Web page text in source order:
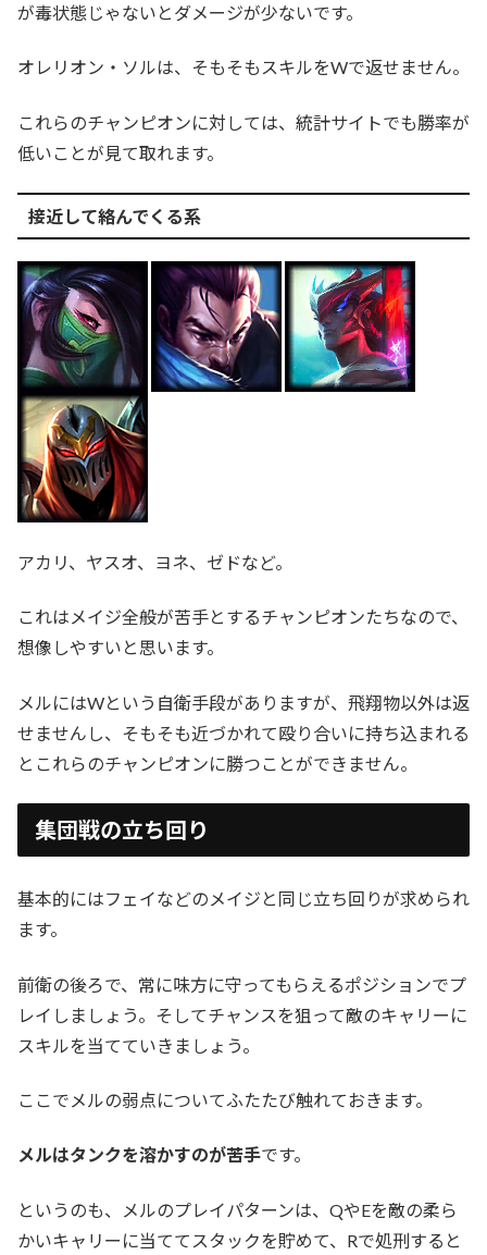
が毒状態じゃないとダメージが少ないです。
オレリオン・ソルは、そもそもスキルをWで返せません。
これらのチャンピオンに対しては、統計サイトでも勝率が
低いことが見て取れます。
接近して絡んでくる系
アカリ、ヤスオ、ヨネ、ゼドなど。
これはメイジ全般が苦手とするチャンピオンたちなので、
想像しやすいと思います。
メルにはWという自衛手段がありますが、飛翔物以外は返
せませんし、そもそも近づかれて殴り合いに持ち込まれる
とこれらのチャンピオンに勝つことができません。
集団戦の立ち回り
基本的にはフェイなどのメイジと同じ立ち回りが求められ
ます。
前衛の後ろで、常に味方に守ってもらえるポジションでプ
レイしましょう。そしてチャンスを狙って敵のキャリーに
スキルを当てていきましょう。
ここでメルの弱点についてふたたび触れておきます。
メルはタンクを溶かすのが苦手です。
というのも、メルのプレイパターンは、QやEを敵の柔ら
かいキャリーに当ててスタックを貯めて、Rで処刑すると